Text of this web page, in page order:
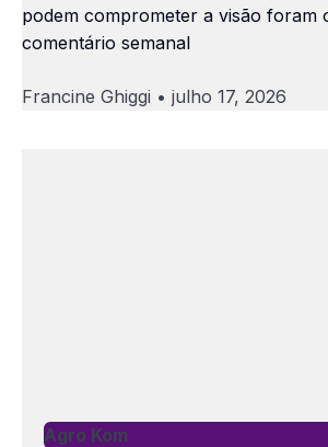
podem comprometer a visão foram
comentário semanal
Francine Ghiggi julho 17, 2026
Agro Kom